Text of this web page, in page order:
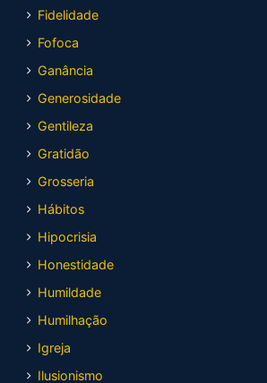
Fidelidade
Fofoca
Ganância
Generosidade
Gentileza
Gratidão
Grosseria
Hábitos
Hipocrisia
Honestidade
Humildade
Humilhação
Igreja
Ilusionismo